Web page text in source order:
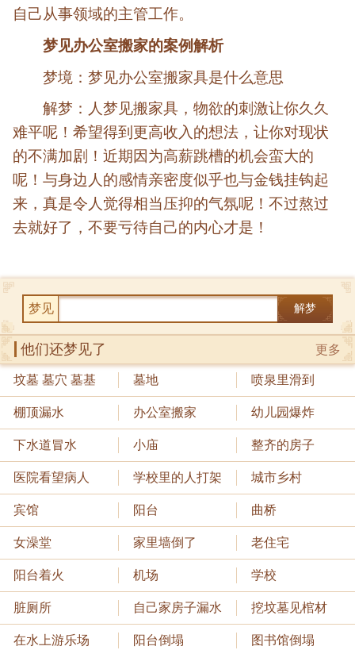
自己从事领域的主管工作。
梦见办公室搬家的案例解析
梦境：梦见办公室搬家具是什么意思
解梦：人梦见搬家具，物欲的刺激让你久久
难平呢！希望得到更高收入的想法，让你对现状
的不满加剧！近期因为高薪跳槽的机会蛮大的
呢！与身边人的感情亲密度似乎也与金钱挂钩起
来，真是令人觉得相当压抑的气氛呢！不过熬过
去就好了，不要亏待自己的内心才是！
梦见 解梦
更多
他们还梦见了
坟墓 墓穴 墓基 墓地 喷泉里滑到
棚顶漏水 办公室搬家 幼儿园爆炸
下水道冒水 小庙 整齐的房子
医院看望病人 学校里的人打架 城市乡村
宾馆 阳台 曲桥
女澡堂 家里墙倒了 老住宅
阳台着火 机场 学校
脏厕所 自己家房子漏水 挖坟墓见棺材
在水上游乐场 阳台倒塌 图书馆倒塌